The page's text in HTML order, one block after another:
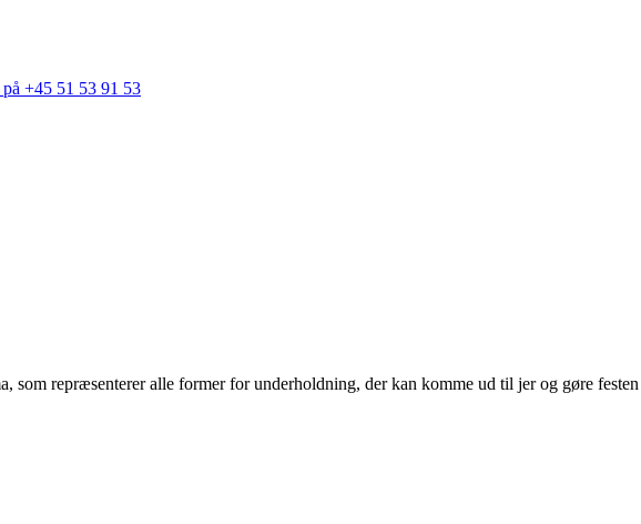
+45 51 53 91 53
som repræsenterer alle former for underholdning, der kan komme ud til jer og gøre